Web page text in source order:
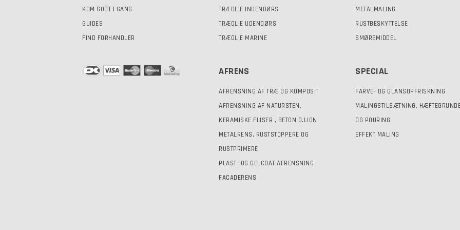
KOM GODT I GANG
GUIDES
FIND FORHANDLER
TRÆOLIE INDENDØRS
TRÆOLIE UDENDØRS
TRÆOLIE MARINE
AFRENS
AFRENSNING AF TRÆ OG KOMPOSIT
AFRENSNING AF NATURSTEN,
KERAMISKE FLISER , BETON O.LIGN
METALRENS, RUSTSTOPPERE OG
RUSTPRIMERE
PLAST- OG GELCOAT AFRENSNING
FACADERENS
METALMALING
RUSTBESKYTTELSE
SMØREMIDDEL
SPECIAL
FARVE- OG GLANSOPFRISKNING
MALINGSTILSÆTNING,
OG POURING
EFFEKT MALING